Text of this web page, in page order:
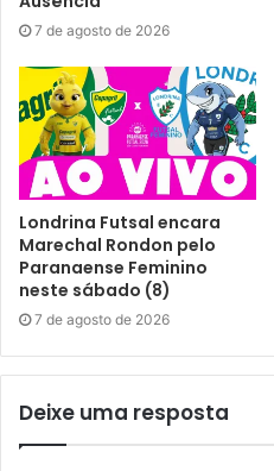
7 de agosto de 2026
Londrina Futsal encara
Marechal Rondon pelo
Paranaense Feminino
neste sábado (8)
7 de agosto de 2026
Deixe uma resposta